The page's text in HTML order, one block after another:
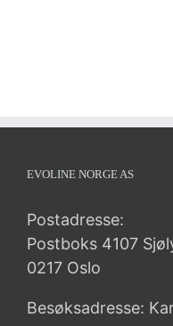
EVOLINE NORGE AS
Postadresse:
Postboks 4107
0217 Oslo
Besøksadresse: